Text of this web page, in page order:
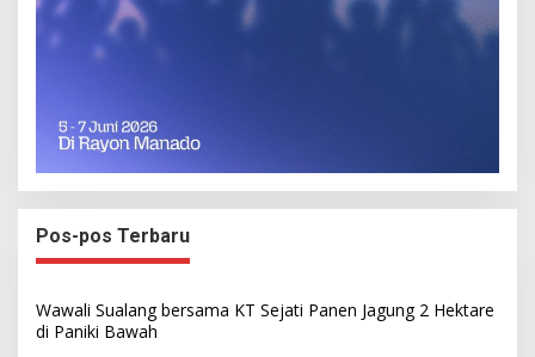
Pos-pos Terbaru
Wawali Sualang bersama KT Sejati Panen Jagung 2 Hektare
di Paniki Bawah